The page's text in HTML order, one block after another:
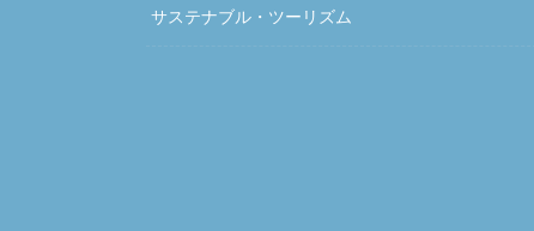
サステナブル・ツーリズム